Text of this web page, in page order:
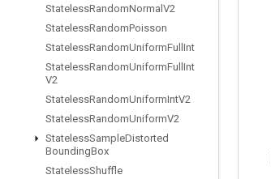
StatelessRandomNormal V2
StatelessRandomPoisson
StatelessRandomUniformFull Int
StatelessRandomUniformFull Int
V2
StatelessRandomUniformIntV2
StatelessRandomUniformV2
StatelessSampleDistorted
BoundingBox
StatelessShuffle